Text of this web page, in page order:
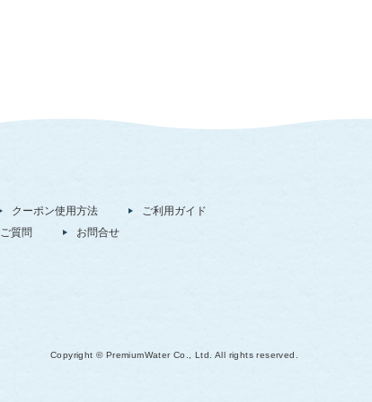
クーポン使用方法
ご利用ガイド
質問 お問合せ
Copyright © PremiumWater Co., Ltd. All rights reserved.